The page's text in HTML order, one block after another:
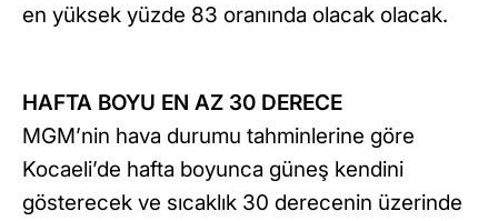
en yüksek yüzde 83 oranında olacak olacak.
HAFTA BOYU EN AZ 30 DERECE
MGM’nin hava durumu tahminlerine göre
Kocaeli’de hafta boyunca güneş kendini
gösterecek ve sıcaklık 30 derecenin üzerinde